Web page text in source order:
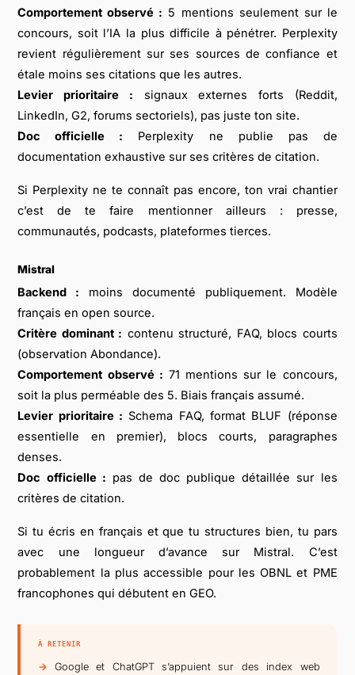
Comportement observé : 5 mentions seulement sur le
concours, soit l’IA la plus difficile à pénétrer. Perplexity
revient régulièrement sur ses sources de confiance et
étale moins ses citations que les autres.
Levier prioritaire : signaux externes forts (Reddit,
LinkedIn, G2, forums sectoriels), pas juste ton site.
Doc officielle : Perplexity ne publie pas de
documentation exhaustive sur ses critères de citation.
Si Perplexity ne te connaît pas encore, ton vrai chantier
c’est de te faire mentionner ailleurs : presse,
communautés, podcasts, plateformes tierces.
Mistral
Backend : moins documenté publiquement. Modèle
français en open source.
Critère dominant : contenu structuré, FAQ, blocs courts
(observation Abondance).
Comportement observé : 71 mentions sur le concours,
soit la plus perméable des 5. Biais français assumé.
Levier prioritaire : Schema FAQ, format BLUF (réponse
essentielle en premier), blocs courts, paragraphes
denses.
Doc officielle : pas de doc publique détaillée sur les
critères de citation.
Si tu écris en français et que tu structures bien, tu pars
avec une longueur d’avance sur Mistral. C’est
probablement la plus accessible pour les OBNL et PME
francophones qui débutent en GEO.
À RETENIR
Google et ChatGPT s’appuient sur des index web